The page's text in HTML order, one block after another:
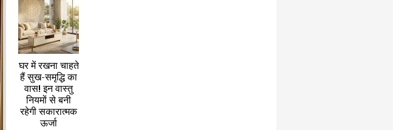
घर में रखना चाहते
हैं सुख-समृद्धि का
वास! इन वास्तु
नियमों से बनी
रहेगी सकारात्मक
ऊर्जा